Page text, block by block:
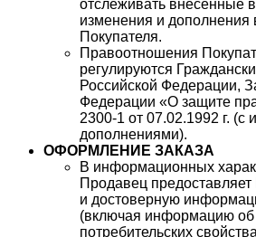
отслеживать внесенные
изменения и дополнения
Покупателя.
Правоотношения
регулируются
Российской Федерации,
Федерации «О защите
2300-1 от 07.02.1992 г. (с
дополнениями).
ОФОРМЛЕНИЕ ЗАКАЗА
В информационных
Продавец
и достоверную
(включая информацию
потребительских